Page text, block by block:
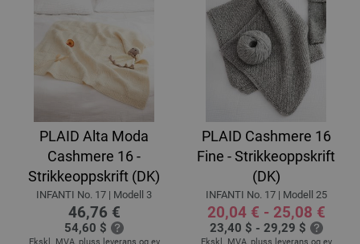
PLAID Alta Moda
Cashmere 16 -
Strikkeoppskrift (DK)
INFANTI No. 17 | Modell 3
46,76 €
54,60 $
Ekskl. MVA, pluss leverans og ev
PLAID Cashmere 16
Fine - Strikkeoppskrift
(DK)
INFANTI No. 17 | Modell 25
20,04 € - 25,08 €
23,40 $ - 29,29 $
Ekskl. MVA, pluss leverans og ev